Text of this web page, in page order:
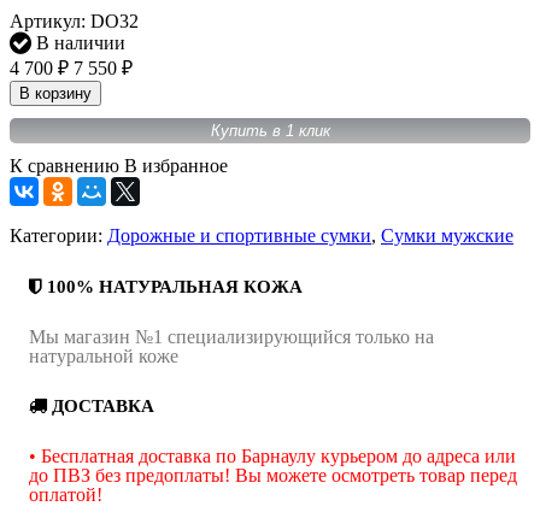
Артикул: DO32
В наличии
4 700 ₽ 7 550 ₽
В корзину
Купить в 1 клик
К сравнению В избранное
Категории: Дорожные и спортивные сумки, Сумки мужские
100% НАТУРАЛЬНАЯ КОЖА
Мы магазин №1 специализирующийся только на
натуральной коже
ДОСТАВКА
• Бесплатная доставка по Барнаулу курьером до адреса или
до ПВЗ без предоплаты! Вы можете осмотреть товар перед
оплатой!